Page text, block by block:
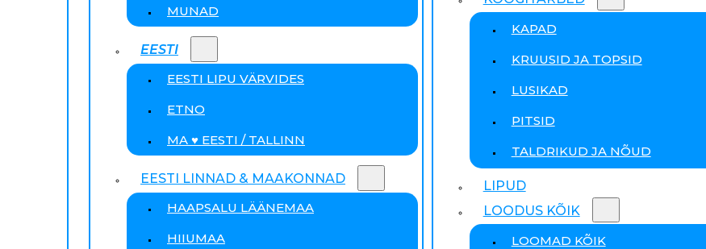
MUNAD
EESTI
EESTI LIPU VÄRVIDES
ETNO
MA ♥ EESTI / TALLINN
EESTI LINNAD & MAAKONNAD
HAAPSALU LÄÄNEMAA
HIIUMAA
KAPAD
KRUUSID JA TOPSID
LUSIKAD
PITSID
TALDRIKUD JA NÕUD
LIPUD
LOODUS KÕIK
LOOMAD KÕIK